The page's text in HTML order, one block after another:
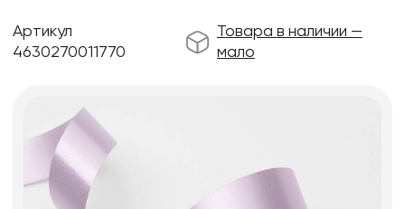
Пакеты для цветов и подарков
Декоративные вазы, кашпо
Фоамиран
Свечи
Игрушки мягкие
Артикул
4630270011770
Товара в наличии —
мало